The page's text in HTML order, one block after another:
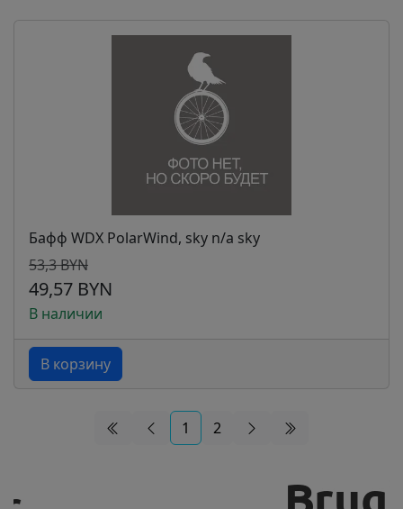
Бафф WDX PolarWind, sky n/a sky
53,3 BYN
49,57 BYN
В наличии
В корзину
1 2